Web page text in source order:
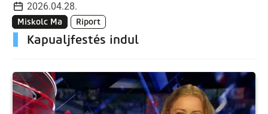
2026.04.28.
Miskolc Ma Riport
Kapualjfestés indul